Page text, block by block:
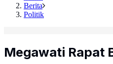
Berita
Politik
Megawati Rapat